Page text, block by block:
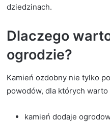
dziedzinach.
Dlaczego
ogrodzie?
Kamień ozdobny nie tylko
powodów, dla których warto
kamień dodaje